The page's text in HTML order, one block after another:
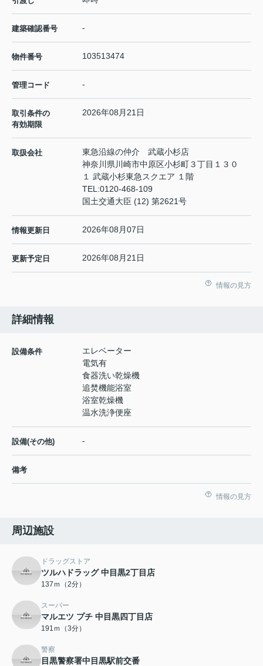
建築確認番号 -
物件番号 103513474
管理コード -
取引条件の
有効期限
2026年08月21日
取扱会社
東急沿線の仲介 武蔵小杉店
神奈川県川崎市中原区小杉町３丁目１３０
１ 武蔵小杉東急スクエア １階
TEL:0120-468-109
国土交通大臣 (12) 第2621号
情報更新日 2026年08月07日
更新予定日 2026年08月21日
情報の見方
詳細情報
設備条件
エレベーター
電気有
食器洗い乾燥機
追焚機能浴室
浴室乾燥機
温水洗浄便座
設備(その他) -
備考
情報の見方
周辺施設
ドラッグストア
ツルハドラッグ 中目黒2丁目店
137ｍ（2分）
スーパー
マルエツ プチ 中目黒四丁目店
191ｍ（3分）
警察
目黒警察署中目黒駅前交番